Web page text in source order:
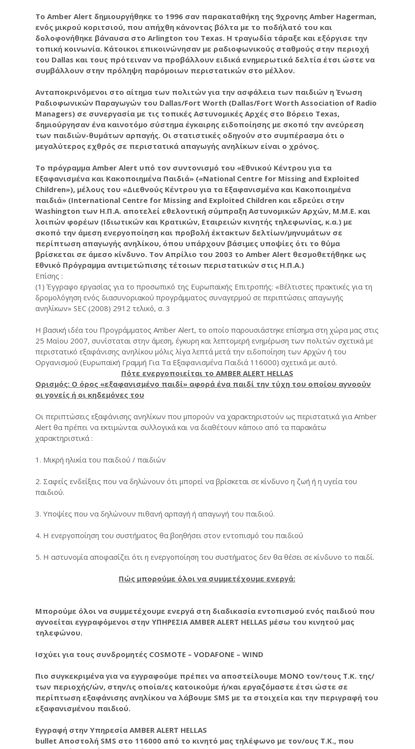
Το Amber Alert δημιουργήθηκε το 1996 σαν παρακαταθήκη της 9χρονης Amber Hagerman,
ενός μικρού κοριτσιού, που απήχθη κάνοντας βόλτα με το ποδήλατό του και
δολοφονήθηκε βάναυσα στο Arlington του Texas. Η τραγωδία τάραξε και εξόργισε την
τοπική κοινωνία. Κάτοικοι επικοινώνησαν με ραδιοφωνικούς σταθμούς στην περιοχή
του Dallas και τους πρότειναν να προβάλλουν ειδικά ενημερωτικά δελτία έτσι ώστε να
συμβάλλουν στην πρόληψη παρόμοιων περιστατικών στο μέλλον.
Ανταποκρινόμενοι στο αίτημα των πολιτών για την ασφάλεια των παιδιών η Ένωση
Ραδιοφωνικών Παραγωγών του Dallas/Fort Worth (Dallas/Fort Worth Association of Radio
Managers) σε συνεργασία με τις τοπικές Αστυνομικές Αρχές στο Βόρειο Texas,
δημιούργησαν ένα καινοτόμο σύστημα έγκαιρης ειδοποίησης με σκοπό την ανεύρεση
των παιδιών-θυμάτων αρπαγής. Οι στατιστικές οδηγούν στο συμπέρασμα ότι ο
μεγαλύτερος εχθρός σε περιστατικά απαγωγής ανηλίκων είναι ο χρόνος.
Το πρόγραμμα Amber Alert υπό τον συντονισμό του «Εθνικού Κέντρου για τα
Εξαφανισμένα και Κακοποιημένα Παιδιά» («National Centre for Missing and Exploited
Children»), μέλους του «Διεθνούς Κέντρου για τα Εξαφανισμένα και Κακοποιημένα
παιδιά» (International Centre for Missing and Exploited Children και εδρεύει στην
Washington των Η.Π.Α. αποτελεί εθελοντική σύμπραξη Αστυνομικών Αρχών, Μ.Μ.Ε. και
λοιπών φορέων (Ιδιωτικών και Κρατικών, Εταιρειών κινητής τηλεφωνίας, κ.α.) με
σκοπό την άμεση ενεργοποίηση και προβολή έκτακτων δελτίων/μηνυμάτων σε
περίπτωση απαγωγής ανηλίκου, όπου υπάρχουν βάσιμες υποψίες ότι το θύμα
βρίσκεται σε άμεσο κίνδυνο. Τον Απρίλιο του 2003 το Amber Alert θεσμοθετήθηκε ως
Εθνικό Πρόγραμμα αντιμετώπισης τέτοιων περιστατικών στις Η.Π.Α.)
Επίσης :
(1) Έγγραφο εργασίας για το προσωπικό της Ευρωπαϊκής Επιτροπής: «Βέλτιστες πρακτικές για τη
δρομολόγηση ενός διασυνοριακού προγράμματος συναγερμού σε περιπτώσεις απαγωγής
ανηλίκων» SEC (2008) 2912 τελικό, σ. 3
Η βασική ιδέα του Προγράμματος Amber Alert, το οποίο παρουσιάστηκε επίσημα στη χώρα μας στις
25 Μαΐου 2007, συνίσταται στην άμεση, έγκυρη και λεπτομερή ενημέρωση των πολιτών σχετικά με
περιστατικό εξαφάνισης ανηλίκου μόλις λίγα λεπτά μετά την ειδοποίηση των Αρχών ή του
Οργανισμού (Ευρωπαϊκή Γραμμή Για Τα Εξαφανισμένα Παιδιά 116000) σχετικά με αυτό.
Πότε ενεργοποιείται το AMBER ALERT HELLAS
Ορισμός: Ο όρος «εξαφανισμένο παιδί» αφορά ένα παιδί την τύχη του οποίου αγνοούν
οι γονείς ή οι κηδεμόνες του
Οι περιπτώσεις εξαφάνισης ανηλίκων που μπορούν να χαρακτηριστούν ως περιστατικά για Amber
Alert θα πρέπει να εκτιμώνται συλλογικά και να διαθέτουν κάποιο από τα παρακάτω
χαρακτηριστικά :
1. Μικρή ηλικία του παιδιού / παιδιών
2. Σαφείς ενδείξεις που να δηλώνουν ότι μπορεί να βρίσκεται σε κίνδυνο η ζωή ή η υγεία του
παιδιού.
3. Υποψίες που να δηλώνουν πιθανή αρπαγή ή απαγωγή του παιδιού.
4. Η ενεργοποίηση του συστήματος θα βοηθήσει στον εντοπισμό του παιδιού
5. Η αστυνομία αποφασίζει ότι η ενεργοποίηση του συστήματος δεν θα θέσει σε κίνδυνο το παιδί.
Πώς μπορούμε όλοι να συμμετέχουμε ενεργά:
Μπορούμε όλοι να συμμετέχουμε ενεργά στη διαδικασία εντοπισμού ενός παιδιού που
αγνοείται εγγραφόμενοι στην ΥΠΗΡΕΣΙΑ AMBER ALERT HELLAS μέσω του κινητού μας
τηλεφώνου.
Ισχύει για τους συνδρομητές COSMOTE – VODAFONE – WIND
Πιο συγκεκριμένα για να εγγραφούμε πρέπει να αποστείλουμε ΜΟΝΟ τον/τους Τ.Κ. της/
των περιοχής/ών, στην/ις οποία/ες κατοικούμε ή/και εργαζόμαστε έτσι ώστε σε
περίπτωση εξαφάνισης ανηλίκου να λάβουμε SMS με τα στοιχεία και την περιγραφή του
εξαφανισμένου παιδιού.
Εγγραφή στην Υπηρεσία AMBER ALERT HELLAS
bullet Αποστολή SMS στο 116000 από το κινητό μας τηλέφωνο με τον/ους Τ.Κ., που